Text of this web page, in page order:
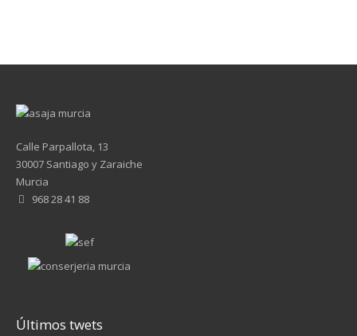
Calle Parpallota, 13
30007 Santiago y Zaraiche
Murcia
968 28 41 88
Últimos twets